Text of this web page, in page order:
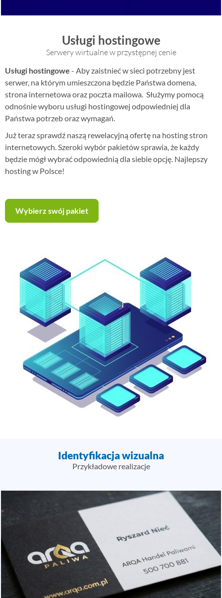
Usługi hostingowe
Serwery wirtualne w przystępnej cenie
Usługi hostingowe - Aby zaistnieć w sieci potrzebny jest
serwer, na którym umieszczona będzie Państwa domena,
strona internetowa oraz poczta mailowa. Służymy pomocą
odnośnie wyboru usługi hostingowej odpowiedniej dla
Państwa potrzeb oraz wymagań.
Już teraz sprawdź naszą rewelacyjną ofertę na hosting stron
internetowych. Szeroki wybór pakietów sprawia, że każdy
będzie mógł wybrać odpowiednią dla siebie opcję. Najlepszy
hosting w Polsce!
Wybierz swój pakiet
Identyfikacja wizualna
Przykładowe realizacje